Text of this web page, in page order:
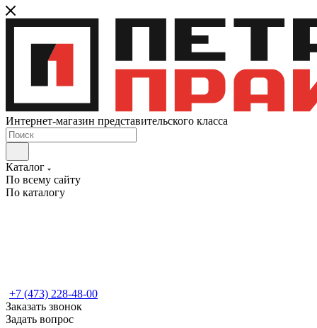
Интернет-магазин представительского класса
Каталог
По всему сайту
По каталогу
+7 (473) 228-48-00
Заказать звонок
Задать вопрос